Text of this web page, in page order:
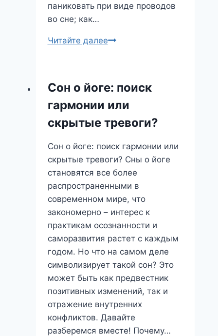
паниковать при виде проводов
во сне; как…
Читайте далееПровода
пути
или
новые
возможности?
Сон о йоге: поиск
гармонии или
скрытые тревоги?
Сон о йоге: поиск гармонии или
скрытые тревоги? Сны о йоге
становятся все более
распространенными в
современном мире, что
закономерно – интерес к
практикам осознанности и
саморазвития растет с каждым
годом. Но что на самом деле
символизирует такой сон? Это
может быть как предвестник
позитивных изменений, так и
отражение внутренних
конфликтов. Давайте
разберемся вместе! Почему…